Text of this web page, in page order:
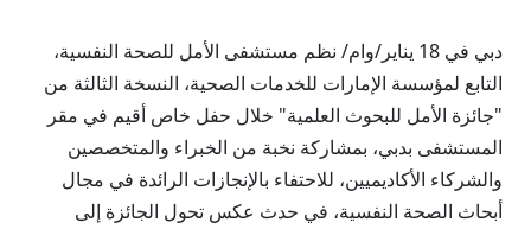
دبي في 18 يناير/وام/ نظم مستشفى الأمل للصحة النفسية،
التابع لمؤسسة الإمارات للخدمات الصحية، النسخة الثالثة من
"جائزة الأمل للبحوث العلمية" خلال حفل خاص أقيم في مقر
المستشفى بدبي، بمشاركة نخبة من الخبراء والمتخصصين
والشركاء الأكاديميين، للاحتفاء بالإنجازات الرائدة في مجال
أبحاث الصحة النفسية، في حدث عكس تحول الجائزة إلى